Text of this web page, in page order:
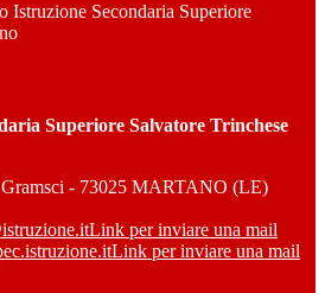
Istruzione Secondaria Superiore
Superiore Salvatore Trinchese
- 73025 MARTANO (LE)
Link per inviare una mail
Link per inviare una mail